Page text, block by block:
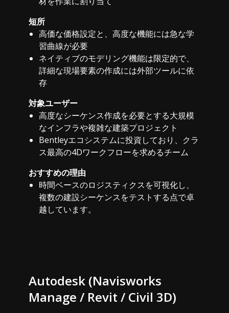
短所
高価な価格設定と、高度な機能には急な学
習曲線が必要
ネイティブのモデリング機能は限定的で、
詳細な現場要素の作成には外部ツールに依
存
対象ユーザー
高度なシーケンス作成を必要とする大規模
なインフラや複雑な建築プロジェクト
Bentleyエコシステムに投資しており、クラ
ス最高の4Dワークフローを求めるチーム
おすすめの理由
時間ベースのロジスティクスを可視化し、
複数の建設シーケンスをテストする点で卓
越しています。
Autodesk (Navisworks
Manage / Revit / Civil 3D)